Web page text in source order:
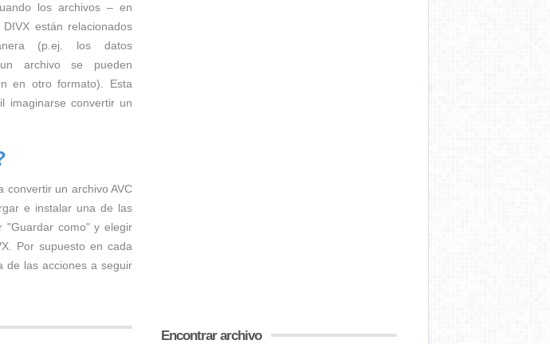
los archivos – en
están relacionados
(p.ej. los datos
archivo se pueden
en otro formato). Esta
imaginarse convertir un
convertir un archivo AVC
e instalar una de las
"Guardar como" y elegir
Por supuesto en cada
de las acciones a seguir
Encontrar archivo